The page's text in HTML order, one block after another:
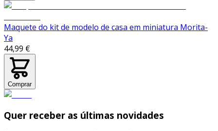
Maquete do kit de modelo de casa em miniatura Morita-
Ya
44,99 €
Comprar
Quer receber as últimas novidades